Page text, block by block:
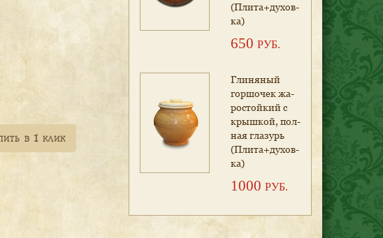
(Пли­та+ду­хов­
ка)
650 РУБ.
Гли­ня­ный
гор­шо­чек жа­
рос­той­кий с
крыш­кой, пол­
ная гла­зурь
(Пли­та+ду­хов­
ка)
1000 РУБ.